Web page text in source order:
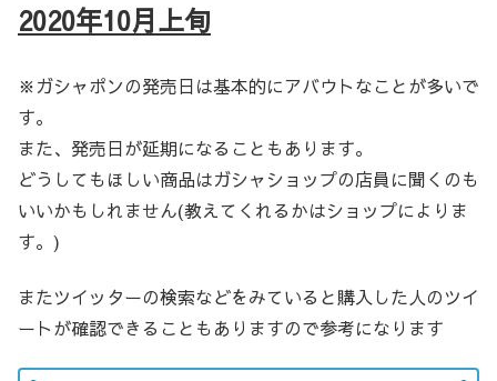
2020年10月上旬
※ガシャポンの発売日は基本的にアバウトなことが多いで
す。
また、発売日が延期になることもあります。
どうしてもほしい商品はガシャショップの店員に聞くのも
いいかもしれません(教えてくれるかはショップによりま
す。)
またツイッターの検索などをみていると購入した人のツイ
ートが確認できることもありますので参考になります